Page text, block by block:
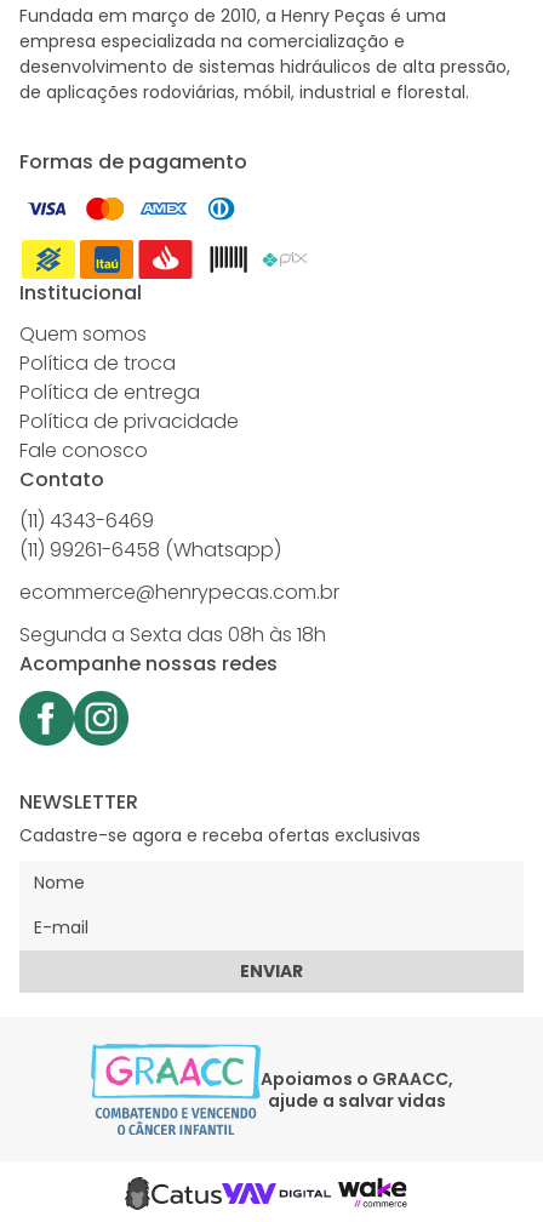
Fundada em março de 2010, a Henry Peças é uma
empresa especializada na comercialização e
desenvolvimento de sistemas hidráulicos de alta pressão,
de aplicações rodoviárias, móbil, industrial e florestal.
Formas de pagamento
Institucional
Quem somos
Política de troca
Política de entrega
Política de privacidade
Fale conosco
Contato
(11) 4343-6469
(11) 99261-6458 (Whatsapp)
ecommerce@henrypecas.com.br
Segunda a Sexta das 08h às 18h
Acompanhe nossas redes
NEWSLETTER
Cadastre-se agora e receba ofertas exclusivas
ENVIAR
Apoiamos o GRAACC,
ajude a salvar vidas